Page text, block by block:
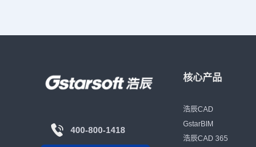
400-800-1418
核心产品
浩辰CAD
GstarBIM
浩辰CAD 365